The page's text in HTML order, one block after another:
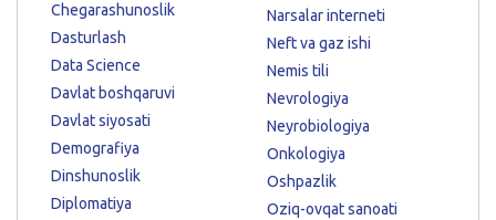
Chegarashunoslik
Dasturlash
Data Science
Davlat boshqaruvi
Davlat siyosati
Demografiya
Dinshunoslik
Diplomatiya
Narsalar interneti
Neft va gaz ishi
Nemis tili
Nevrologiya
Neyrobiologiya
Onkologiya
Oshpazlik
Oziq-ovqat sanoati